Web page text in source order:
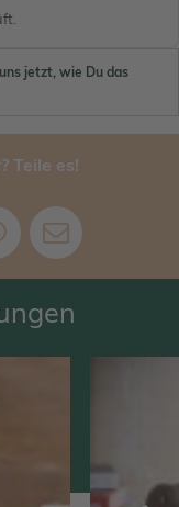
jetzt, wie Du das
Teile es!